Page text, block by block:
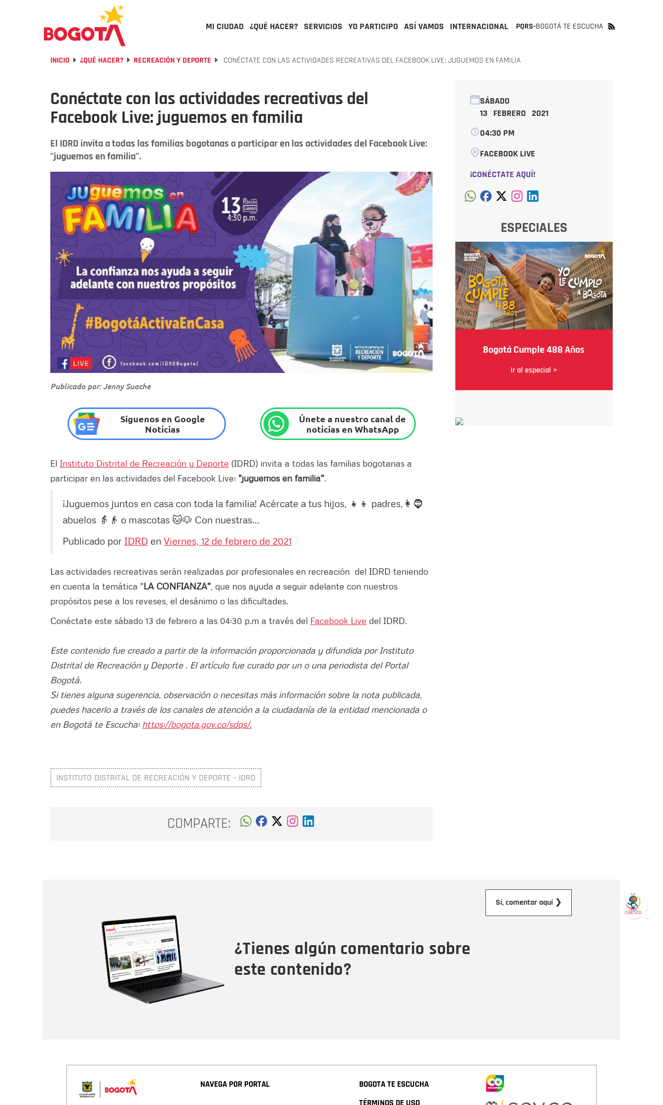
MI CIUDAD ¿QUÉ HACER? SERVICIOS YO PARTICIPO ASÍ VAMOS INTERNACIONAL PQRS-BOGOTÁ TE ESCUCHA
INICIO ¿QUÉ HACER? RECREACIÓN Y DEPORTE CONÉCTATE CON LAS ACTIVIDADES RECREATIVAS DEL FACEBOOK LIVE: JUGUEMOS EN FAMILIA
Conéctate con las actividades recreativas del
Facebook Live: juguemos en familia
El IDRD invita a todas las familias bogotanas a participar en las actividades del Facebook Live:
"juguemos en familia".
Publicado por: Jenny Suache
Síguenos en Google
Noticias
Únete a nuestro canal de
noticias en WhatsApp
El Instituto Distrital de Recreación y Deporte (IDRD) invita a todas las familias bogotanas a
participar en las actividades del Facebook Live: "juguemos en familia".
¡Juguemos juntos en casa con toda la familia! Acércate a tus hijos, 👧👦 padres,👩🧔
abuelos 👵👴 o mascotas 🐱🐶 Con nuestras...
Publicado por IDRD en Viernes, 12 de febrero de 2021
Las actividades recreativas serán realizadas por profesionales en recreación del IDRD teniendo
en cuenta la temática "LA CONFIANZA" , que nos ayuda a seguir adelante con nuestros
propósitos pese a los reveses, el desánimo o las dificultades.
Conéctate este sábado 13 de febrero a las 04:30 p.m a través del Facebook Live del IDRD.
Este contenido fue creado a partir de la información proporcionada y difundida por Instituto
Distrital de Recreación y Deporte . El artículo fue curado por un o una periodista del Portal
Bogotá.
Si tienes alguna sugerencia, observación o necesitas más información sobre la nota publicada,
puedes hacerlo a través de los canales de atención a la ciudadanía de la entidad mencionada o
en Bogotá te Escucha: https://bogota.gov.co/sdqs/.
INSTITUTO DISTRITAL DE RECREACIÓN Y DEPORTE - IDRD
COMPARTE:
SÁBADO
13 FEBRERO 2021
04:30 PM
FACEBOOK LIVE
¡CONÉCTATE AQUÍ!
ESPECIALES
Bogotá Cumple 488 Años
Ir al especial >
¿Tienes algún comentario sobre
este contenido?
Sí, comentar aquí ❯
NAVEGA POR PORTAL
BOGOTA TE ESCUCHA